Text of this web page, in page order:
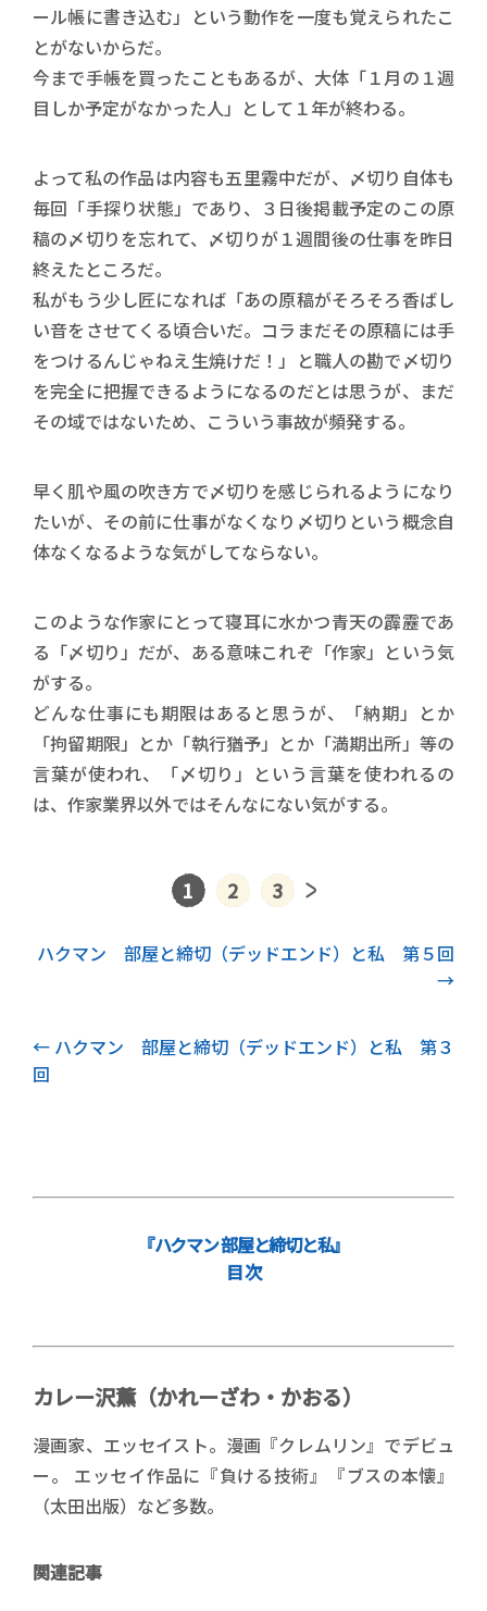
ール帳に書き込む」という動作を一度も覚えられたこ
とがないからだ。
今まで手帳を買ったこともあるが、大体「１月の１週
目しか予定がなかった人」として１年が終わる。
よって私の作品は内容も五里霧中だが、〆切り自体も
毎回「手探り状態」であり、３日後掲載予定のこの原
稿の〆切りを忘れて、〆切りが１週間後の仕事を昨日
終えたところだ。
私がもう少し匠になれば「あの原稿がそろそろ香ばし
い音をさせてくる頃合いだ。コラまだその原稿には手
をつけるんじゃねえ生焼けだ！」と職人の勘で〆切り
を完全に把握できるようになるのだとは思うが、まだ
その域ではないため、こういう事故が頻発する。
早く肌や風の吹き方で〆切りを感じられるようになり
たいが、その前に仕事がなくなり〆切りという概念自
体なくなるような気がしてならない。
このような作家にとって寝耳に水かつ青天の霹靂であ
る「〆切り」だが、ある意味これぞ「作家」という気
がする。
どんな仕事にも期限はあると思うが、「納期」とか
「拘留期限」とか「執行猶予」とか「満期出所」等の
言葉が使われ、「〆切り」という言葉を使われるの
は、作家業界以外ではそんなにない気がする。
1 2 3
次記事
ハクマン 部屋と締切（デッドエンド）と私 第５回
前記事
ハクマン 部屋と締切（デッドエンド）と私 第３
回
『ハクマン 部屋と締切と私』
目 次
カレー沢薫（かれーざわ・かおる）
漫画家、エッセイスト。漫画『クレムリン』でデビュ
ー。 エッセイ作品に『負ける技術』『ブスの本懐』
（太田出版）など多数。
関連記事